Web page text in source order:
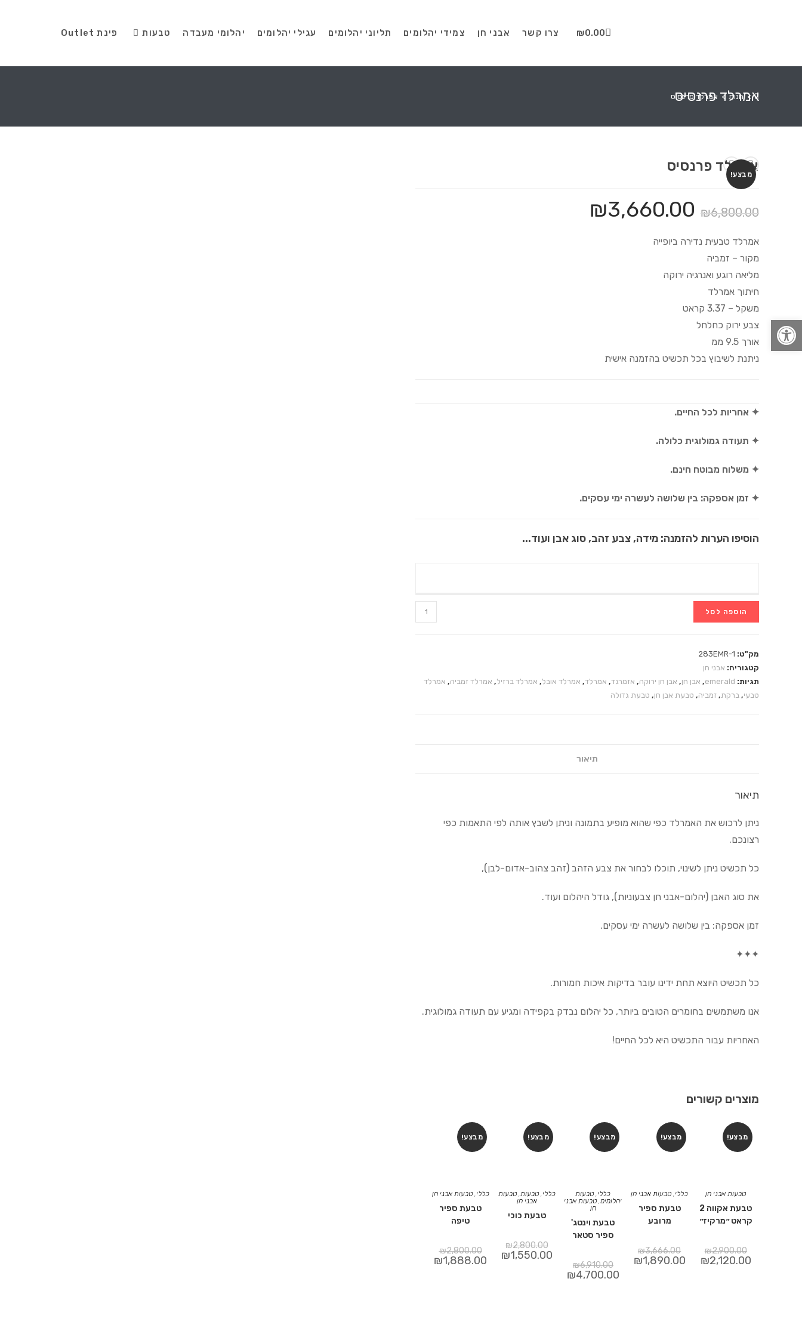
פינת Outlet טבעות יהלומי מעבדה עגילי יהלומים תליוני יהלומים צמידי יהלומים אבני חן צרו קשר ₪0.00
אמרלד פרנסיס
> חנות > אמרלד פרנסיס
מבצע!
אמרלד פרנסיס
₪6,800.00
₪3,660.00
אמרלד טבעית נדירה ביופייה
מקור – זמביה
מליאה רוגע ואנרגיה ירוקה
חיתוך אמרלד
משקל – 3.37 קראט
צבע ירוק כחלחל
אורך 9.5 ממ
ניתנת לשיבוץ בכל תכשיט בהזמנה אישית
✦ אחריות לכל החיים.
✦ תעודה גמולוגית כלולה.
✦ משלוח מבוטח חינם.
✦ זמן אספקה: בין שלושה לעשרה ימי עסקים.
הוסיפו הערות להזמנה: מידה, צבע זהב, סוג אבן ועוד...
הוספה לסל
מק"ט: 283EMR-1
קטגוריה: אבני חן
תגיות: emerald
, אבן חן, אבן חן ירוקה, אזמרגד, אמרלד, אמרלד אובל, אמרלד ברזיל, אמרלד זמביה, אמרלד
טבעי, ברקת, זמביה, טבעת אבן חן, טבעת גדולה
תיאור
תיאור
ניתן לרכוש את האמרלד כפי שהוא מופיע בתמונה וניתן לשבץ אותה לפי התאמות כפי
רצונכם.
כל תכשיט ניתן לשינוי, תוכלו לבחור את צבע הזהב (זהב צהוב-אדום-לבן),
את סוג האבן (יהלום-אבני חן צבעוניות), גודל היהלום ועוד.
זמן אספקה: בין שלושה לעשרה ימי עסקים.
✦✦✦
כל תכשיט היוצא תחת ידינו עובר בדיקות איכות חמורות.
אנו משתמשים בחומרים הטובים ביותר, כל יהלום נבדק בקפידה ומגיע עם תעודה גמולוגית.
האחריות עבור התכשיט היא לכל החיים!
מוצרים קשורים
מבצע!
כללי ,טבעות אבני חן
טבעת ספיר
טיפה
₪2,800.00
₪1,888.00
מבצע!
כללי ,טבעות ,טבעות
אבני חן
טבעת כוכי
₪2,800.00
₪1,550.00
מבצע!
כללי ,טבעות
יהלומים,טבעות אבני
חן
טבעת וינטג'
ספיר סטאר
₪6,910.00
₪4,700.00
מבצע!
כללי ,טבעות אבני חן
טבעת ספיר
מרובע
₪3,666.00
₪1,890.00
מבצע!
טבעות אבני חן
טבעת אקווה 2
קראט ״מרקיז״
₪2,900.00
₪2,120.00
פתח סרגל נגישות